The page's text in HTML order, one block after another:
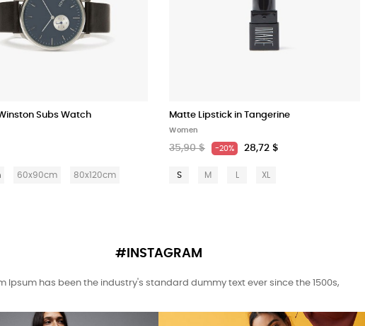
Subs Watch
60x90cm 80x120cm
Matte Lipstick in Tangerine
Women
35,90 $ -20% 28,72 $
S M XL
#INSTAGRAM
Ipsum has been the industry's standard dummy text ever since the 1500s,